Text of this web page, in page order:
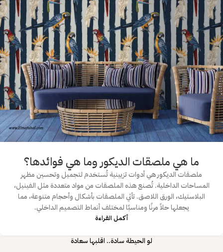
ما هي ملصقات الديكور وما هي فوائدها؟
ملصقات الديكور هي أدوات تزيينية تُستخدم لتجميل وتحسين مظهر
المساحات الداخلية. تُصنع هذه الملصقات من مواد متعددة مثل الفينيل،
البلاستيك، الورق اللاصق. تأتي الملصقات بأشكال وأحجام متنوعة، مما
يجعلها حلاً مرنًا ومناسبًا لمختلف أنماط التصميم الداخلي.
أكمـل القـراءة
لو الحيطة سادة.. اقلبها سعادة